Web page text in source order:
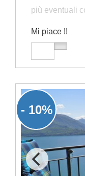
più eventuali
Mi piace !!
- 10%